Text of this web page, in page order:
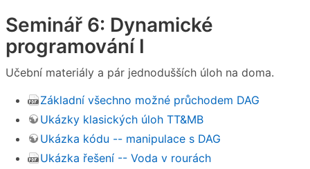
Seminář 6: Dynamické
programování I
Učební materiály a pár jednodušších úloh na doma.
Základní všechno možné průchodem DAG
Ukázky klasických úloh TT&MB
Ukázka kódu -- manipulace s DAG
Ukázka řešení -- Voda v rourách